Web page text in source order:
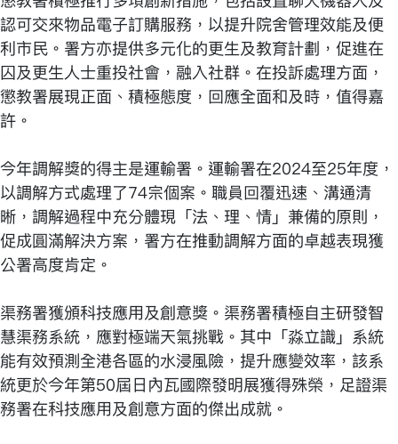
認可交來物品電子訂購服務，以提升院舍管理效能及便
利市民。署方亦提供多元化的更生及教育計劃，促進在
囚及更生人士重投社會，融入社群。在投訴處理方面，
懲教署展現正面、積極態度，回應全面和及時，值得嘉
許。
今年調解獎的得主是運輸署。運輸署在2024至25年度，
以調解方式處理了74宗個案。職員回覆迅速、溝通清
晰，調解過程中充分體現「法、理、情」兼備的原則，
促成圓滿解決方案，署方在推動調解方面的卓越表現獲
公署高度肯定。
渠務署獲頒科技應用及創意獎。渠務署積極自主研發智
慧渠務系統，應對極端天氣挑戰。其中「淼立識」系統
能有效預測全港各區的水浸風險，提升應變效率，該系
統更於今年第50屆日內瓦國際發明展獲得殊榮，足證渠
務署在科技應用及創意方面的傑出成就。